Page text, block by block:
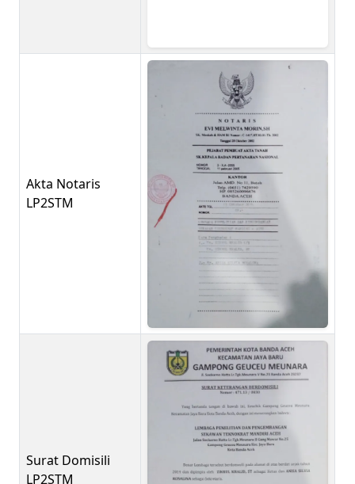
Akta Notaris
LP2STM
Surat Domisili
LP2STM